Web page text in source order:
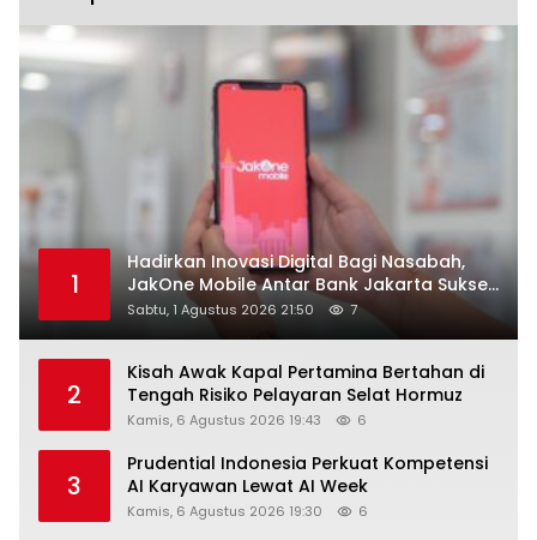
1
Hadirkan Inovasi Digital Bagi Nasabah,
JakOne Mobile Antar Bank Jakarta Sukses
Raih Digital Excellence Awards 2026
Sabtu, 1 Agustus 2026 21:50 7
2
Kisah Awak Kapal Pertamina Bertahan di
Tengah Risiko Pelayaran Selat Hormuz
Kamis, 6 Agustus 2026 19:43 6
3
Prudential Indonesia Perkuat Kompetensi
AI Karyawan Lewat AI Week
Kamis, 6 Agustus 2026 19:30 6